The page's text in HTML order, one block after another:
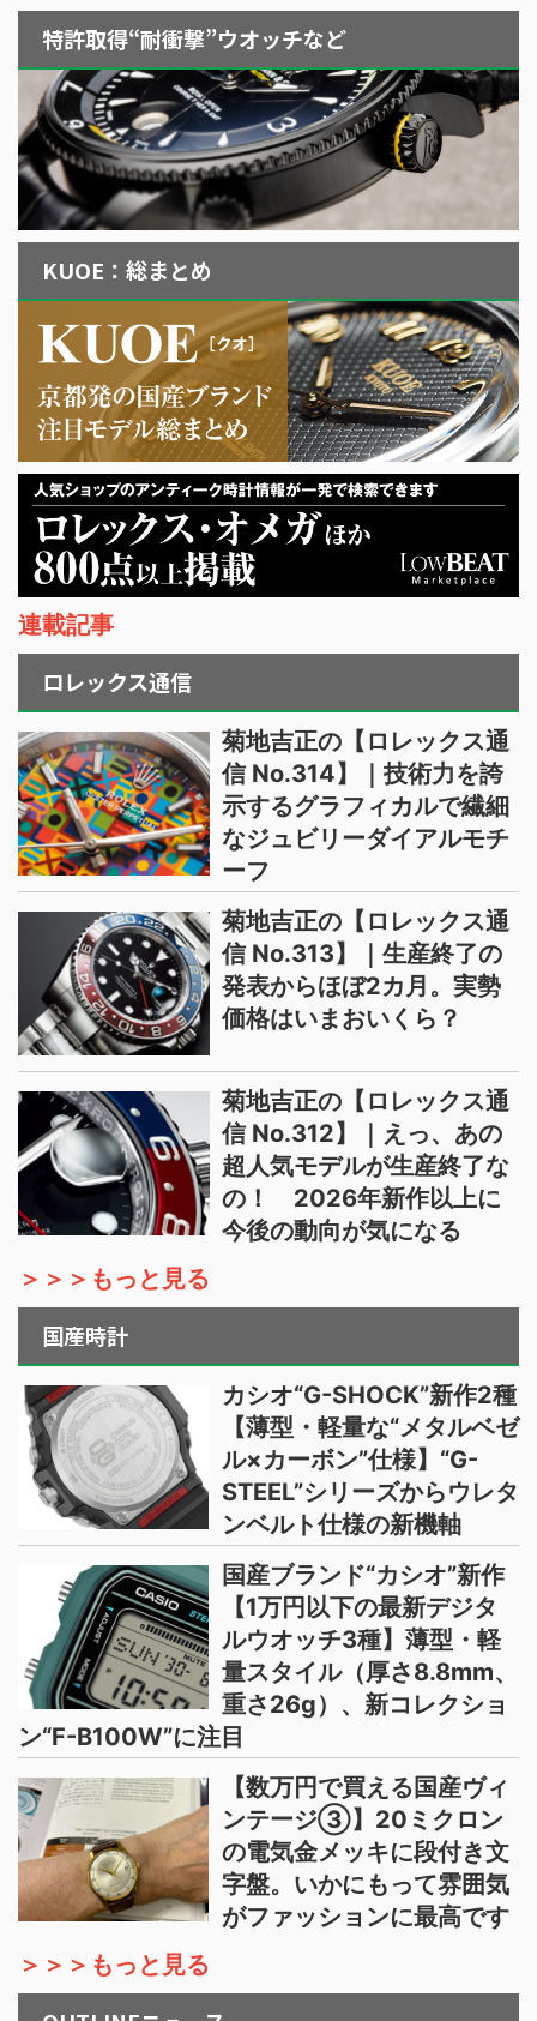
特許取得“耐衝撃”ウオッチなど
KUOE：総まとめ
連載記事
ロレックス通信
菊地吉正の【ロレックス通
信 No.314】｜技術力を誇
示するグラフィカルで繊細
なジュビリーダイアルモチ
ーフ
菊地吉正の【ロレックス通
信 No.313】｜生産終了の
発表からほぼ2カ月。実勢
価格はいまおいくら？
菊地吉正の【ロレックス通
信 No.312】｜えっ、あの
超人気モデルが生産終了な
の！ 2026年新作以上に
今後の動向が気になる
＞＞＞もっと見る
国産時計
カシオ“G-SHOCK”新作2種
【薄型・軽量な“メタルベゼ
ル×カーボン”仕様】“G-
STEEL”シリーズからウレタ
ンベルト仕様の新機軸
国産ブランド“カシオ”新作
【1万円以下の最新デジタ
ルウオッチ3種】薄型・軽
量スタイル（厚さ8.8mm、
重さ26g）、新コレクショ
ン“F-B100W”に注目
【数万円で買える国産ヴィ
ンテージ③】20ミクロン
の電気金メッキに段付き文
字盤。いかにもって雰囲気
がファッションに最高です
＞＞＞もっと見る